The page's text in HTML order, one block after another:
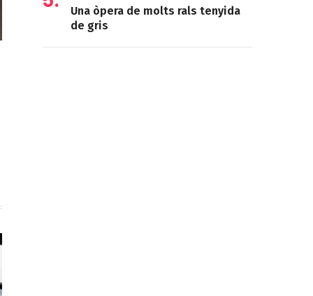
Una òpera de molts rals tenyida
de gris